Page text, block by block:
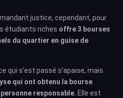
justice, cependant, pour
étudiants riches offre 3 bourses
du quartier en guise de
qui s’est passé s’apaise, mais
qui ont obtenu la bourse
responsable. Elle est